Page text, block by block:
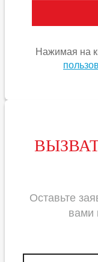
Нажимая на
Оставьте
вами